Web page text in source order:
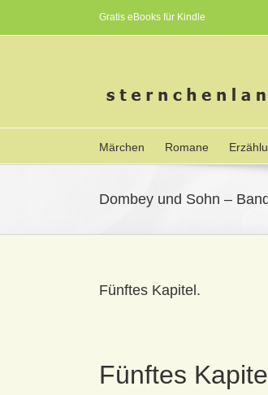
Gratis eBooks für Kindle
Märchen Romane
Dombey und Sohn –
Fünftes Kapitel.
Fünftes